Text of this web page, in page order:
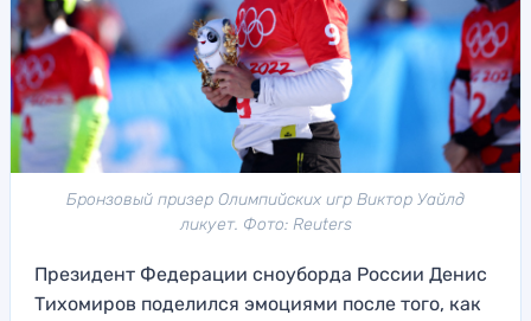
Бронзовый призер Олимпийских игр Виктор Уайлд
ликует. Фото: Reuters
Президент Федерации сноуборда России Денис
Тихомиров поделился эмоциями после того, как